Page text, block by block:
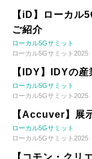
【iD】ローカル
ご紹介
ローカル5Gサミット
ローカル5Gサミット2025
【IDY】IDYの
ローカル5Gサミット
ローカル5Gサミット2025
【Accuver】展
ローカル5Gサミット
ローカル5Gサミット2025
【コモン・クリ